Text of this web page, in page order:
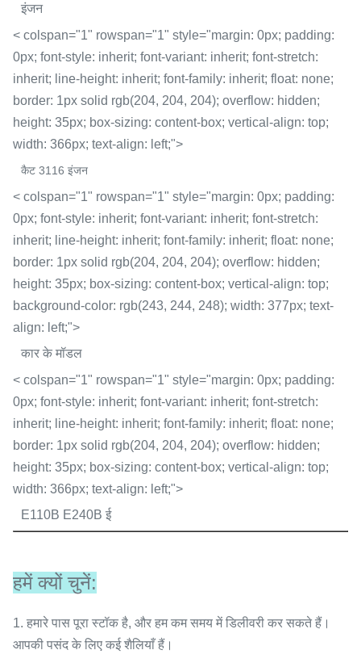
इंजन
< colspan="1" rowspan="1" style="margin: 0px; padding:
0px; font-style: inherit; font-variant: inherit; font-stretch:
inherit; line-height: inherit; font-family: inherit; float: none;
border: 1px solid rgb(204, 204, 204); overflow: hidden;
height: 35px; box-sizing: content-box; vertical-align: top;
width: 366px; text-align: left;">
कैट 3116 इंजन
< colspan="1" rowspan="1" style="margin: 0px; padding:
0px; font-style: inherit; font-variant: inherit; font-stretch:
inherit; line-height: inherit; font-family: inherit; float: none;
border: 1px solid rgb(204, 204, 204); overflow: hidden;
height: 35px; box-sizing: content-box; vertical-align: top;
background-color: rgb(243, 244, 248); width: 377px; text-
align: left;">
कार के मॉडल
< colspan="1" rowspan="1" style="margin: 0px; padding:
0px; font-style: inherit; font-variant: inherit; font-stretch:
inherit; line-height: inherit; font-family: inherit; float: none;
border: 1px solid rgb(204, 204, 204); overflow: hidden;
height: 35px; box-sizing: content-box; vertical-align: top;
width: 366px; text-align: left;">
E110B E240B ई
हमें क्यों चुनें:
1. हमारे पास पूरा स्टॉक है, और हम कम समय में डिलीवरी कर सकते हैं।
आपकी पसंद के लिए कई शैलियाँ हैं।